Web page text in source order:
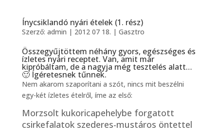
Ínycsiklandó nyári ételek (1. rész)
Szerző: admin | 2012 07 18. | Gasztro
Összegyűjtöttem néhány gyors, egészséges és
ízletes nyári receptet. Van, amit már
kipróbáltam, de a nagyja még tesztelés alatt…
🙂 Ígéretesnek tűnnek.
Nem akarom szaporítani a szót, nincs mit beszélni
egy-két ízletes ételről, íme az első:
Morzsolt kukoricapehelybe forgatott
csirkefalatok szederes-mustáros öntettel